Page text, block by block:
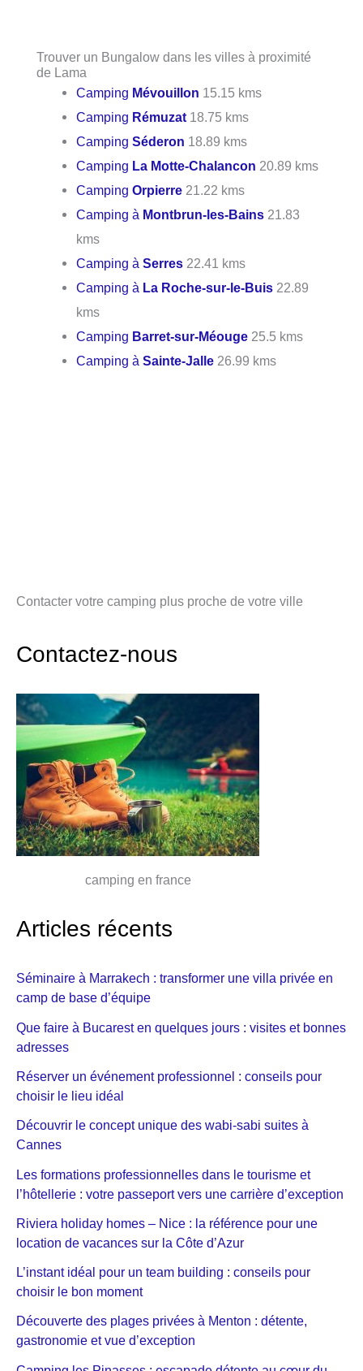
Trouver un Bungalow dans les villes à proximité
de Lama
Camping Mévouillon 15.15 kms
Camping Rémuzat 18.75 kms
CampingSéderon 18.89 kms
Camping La Motte-Chalancon 20.89 kms
CampingOrpierre 21.22 kms
Camping à Montbrun-les-Bains 21.83
kms
Camping àSerres 22.41 kms
Camping à La Roche-sur-le-Buis 22.89
kms
Camping Barret-sur-Méouge 25.5 kms
Camping àSainte-Jalle 26.99 kms
Contacter votre camping plus proche de votre ville
Contactez-nous
camping en france
Articles récents
Séminaire à Marrakech : transformer une villa privée en
camp de base d’équipe
Que faire à Bucarest en quelques jours : visites et bonnes
adresses
Réserver un événement professionnel : conseils pour
choisir le lieu idéal
Découvrir le concept unique des wabi-sabi suites à
Cannes
Les formations professionnelles dans le tourisme et
l’hôtellerie : votre passeport vers une carrière d’exception
Riviera holiday homes – Nice : la référence pour une
location de vacances sur la Côte d’Azur
L’instant idéal pour un team building : conseils pour
choisir le bon moment
Découverte des plages privées à Menton : détente,
gastronomie et vue d’exception